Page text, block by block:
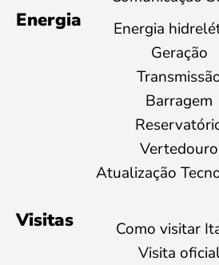
Energia
Energia
Geração
Barragem
Vertedouro
Atualização
Visitas
Como visitar
Visita